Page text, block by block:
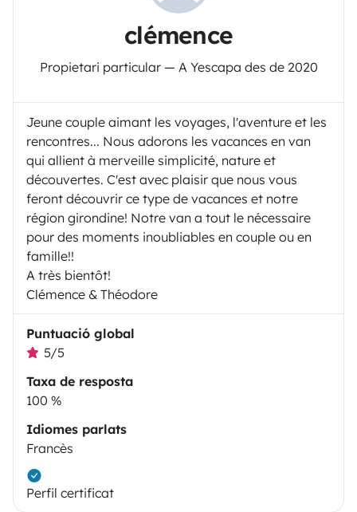
clémence
Propietari particular — A Yescapa des de 2020
Jeune couple aimant les voyages, l'aventure et les
rencontres... Nous adorons les vacances en van
qui allient à merveille simplicité, nature et
découvertes. C'est avec plaisir que nous vous
feront découvrir ce type de vacances et notre
région girondine! Notre van a tout le nécessaire
pour des moments inoubliables en couple ou en
famille!!
A très bientôt!
Clémence & Théodore
Puntuació global
5/5
Taxa de resposta
100 %
Idiomes parlats
Francès
Perfil certificat